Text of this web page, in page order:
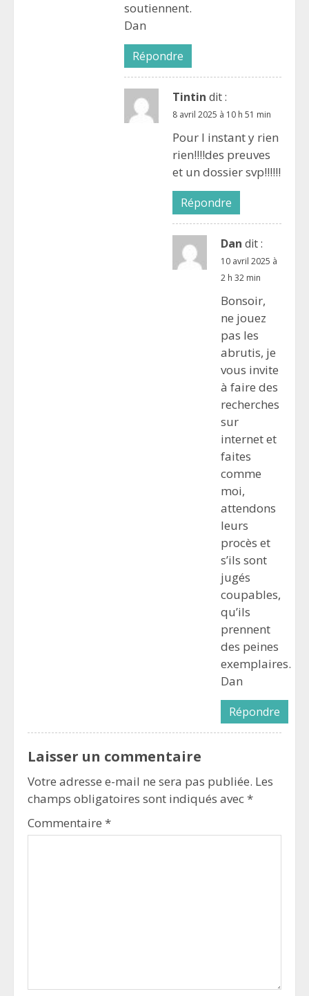
soutiennent.
Dan
Répondre
Tintin dit :
8 avril 2025 à 10 h 51 min
Pour l instant y rien
rien!!!!des preuves
et un dossier svp!!!!!!
Répondre
Dan dit :
10 avril 2025 à
2 h 32 min
Bonsoir,
ne jouez
pas les
abrutis, je
vous invite
à faire des
recherches
sur
internet et
faites
comme
moi,
attendons
leurs
procès et
s’ils sont
jugés
coupables,
qu’ils
prennent
des peines
exemplaires.
Dan
Répondre
Laisser un commentaire
Votre adresse e-mail ne sera pas publiée. Les
champs obligatoires sont indiqués avec*
Commentaire *